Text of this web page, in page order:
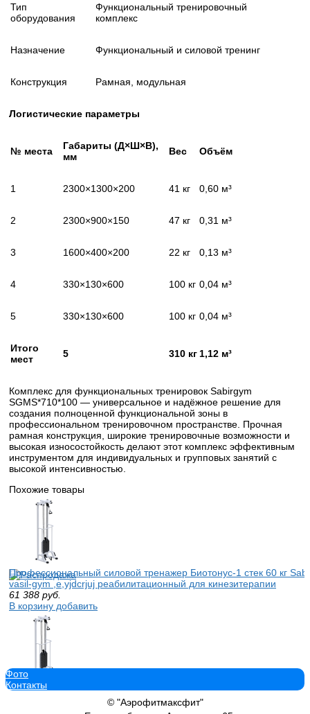
Тип
оборудования
Функциональный тренировочный
комплекс
Назначение Функциональный и силовой тренинг
Конструкция Рамная, модульная
Логистические параметры
№ места
Габариты (Д×Ш×В),
мм
Вес Объём
1 2300×1300×200 41 кг 0,60 м³
2 2300×900×150 47 кг 0,31 м³
3 1600×400×200 22 кг 0,13 м³
4 330×130×600 100 кг 0,04 м³
5 330×130×600 100 кг 0,04 м³
Итого
мест
5 310 кг 1,12 м³
Комплекс для функциональных тренировок Sabirgym
SGMS*710*100 — универсальное и надёжное решение для
создания полноценной функциональной зоны в
профессиональном тренировочном пространстве. Прочная
рамная конструкция, широкие тренировочные возможности и
высокая износостойкость делают этот комплекс эффективным
инструментом для индивидуальных и групповых занятий с
высокой интенсивностью.
Похожие товары
Профессиональный силовой тренажер Биотонус-1 стек 60 кг
vasil-gym ,e,yjdcrjuj реабилитационный для кинезитерапии
61 388 руб.
В корзину добавить
Биотонус-1 стек 75 кг тренажер Sabirgym SG086.1*2400*75
кинезитерапия узси ironking
Фото
Контакты
© "Аэрофитмаксфит"